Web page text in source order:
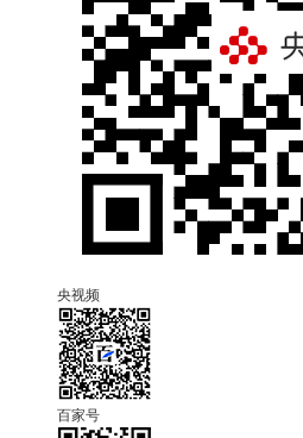
央视频
百家号